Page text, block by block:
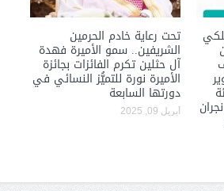
تحت رعاية خادم الحرمين
الشريفين.. سمو الأميرة فهدة
آل حثلين تكرم الفائزات بجائزة
الأميرة نورة للتميُّز النسائي في
دورتها السابعة
أبريل 09, 2025